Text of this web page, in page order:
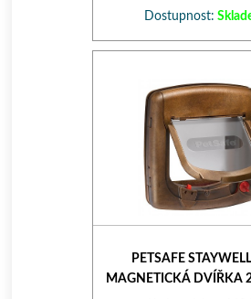
Dostupnost:
PETSAFE
MAGNETICKÁ DVÍŘKA